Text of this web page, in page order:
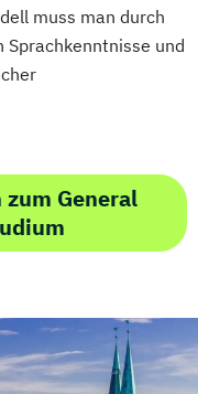
muss man durch
Sprachkenntnisse und
General